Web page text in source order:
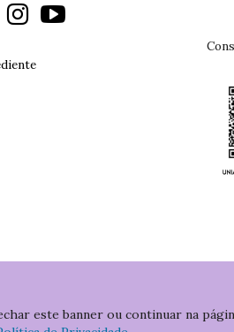
este banner ou continuar na